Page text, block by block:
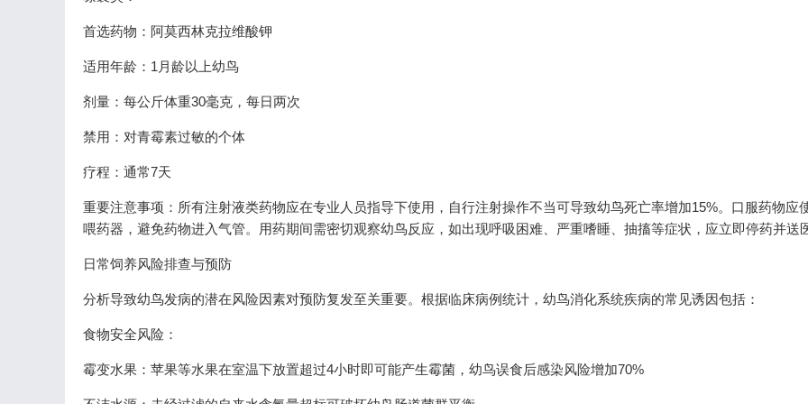
首选药物：阿莫西林克拉维酸钾
适用年龄：1月龄以上幼鸟
剂量：每公斤体重30毫克，每日两次
禁用：对青霉素过敏的个体
疗程：通常7天
重要注意事项：所有注射液类药物应在专业人员指导下使用，自行注射操作不当可导致幼鸟死亡率增加15%。口服药物应
喂药器，避免药物进入气管。用药期间需密切观察幼鸟反应，如出现呼吸困难、严重嗜睡、抽搐等症状，应立即停药并送
日常饲养风险排查与预防
分析导致幼鸟发病的潜在风险因素对预防复发至关重要。根据临床病例统计，幼鸟消化系统疾病的常见诱因包括：
食物安全风险：
霉变水果：苹果等水果在室温下放置超过4小时即可能产生霉菌，幼鸟误食后感染风险增加70%